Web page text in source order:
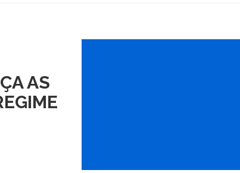
AS